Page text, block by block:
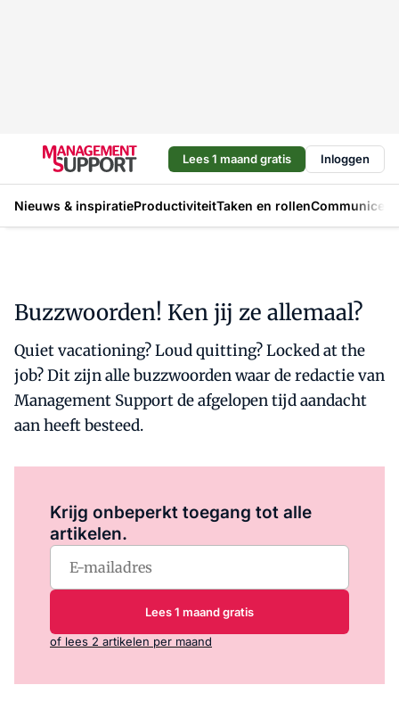
Lees 1 maand gratis Inloggen
Nieuws & inspiratieProductiviteitTaken en rollen
Buzzwoorden! Ken jij ze allemaal?
Quiet vacationing? Loud quitting? Locked at the
job? Dit zijn alle buzzwoorden waar de redactie van
Management Support de afgelopen tijd aandacht
aan heeft besteed.
Krijg onbeperkt toegang tot alle
artikelen.
Lees 1 maand gratis
of lees 2 artikelen per maand